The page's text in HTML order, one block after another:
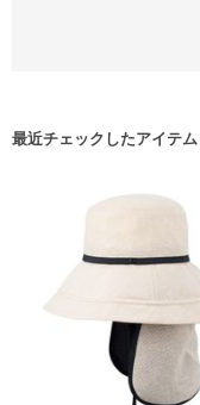
最近チェックしたアイテム